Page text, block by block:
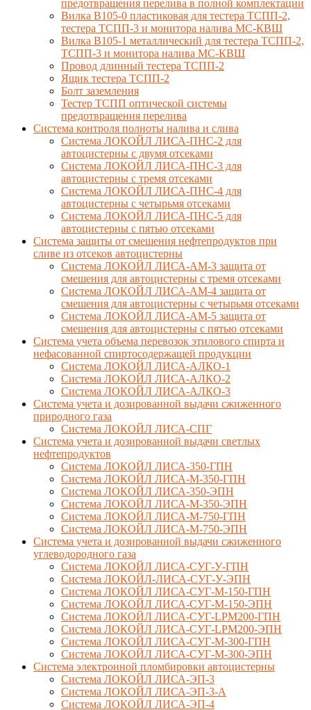
предотвращения перелива в полной комплектации
Вилка В105-0 пластиковая для тестера ТСПП-2,
тестера ТСПП-3 и монитора налива МС-КВШ
Вилка В105-1 металлический для тестера ТСПП-2,
ТСПП-3 и монитора налива МС-КВШ
Провод длинный тестера ТСПП-2
Ящик тестера ТСПП-2
Болт заземления
Тестер ТСПП оптической системы
предотвращения перелива
Cистема контроля полноты налива и слива
Система ЛОКОЙЛ ЛИСА-ПНС-2 для
автоцистерны с двумя отсеками
Система ЛОКОЙЛ ЛИСА-ПНС-3 для
автоцистерны с тремя отсеками
Система ЛОКОЙЛ ЛИСА-ПНС-4 для
автоцистерны с четырьмя отсеками
Система ЛОКОЙЛ ЛИСА-ПНС-5 для
автоцистерны с пятью отсеками
Система защиты от смешения нефтепродуктов при
сливе из отсеков автоцистерны
Система ЛОКОЙЛ ЛИСА-AM-3 защита от
смешения для автоцистерны с тремя отсеками
Система ЛОКОЙЛ ЛИСА-AM-4 защита от
смешения для автоцистерны с четырьмя отсеками
Система ЛОКОЙЛ ЛИСА-AM-5 защита от
смешения для автоцистерны с пятью отсеками
Система учета объема перевозок этилового спирта и
нефасованной спиртосодержащей продукции
Система ЛОКОЙЛ ЛИСА-AЛКО-1
Система ЛОКОЙЛ ЛИСА-АЛКО-2
Система ЛОКОЙЛ ЛИСА-АЛКО-3
Система учета и дозированной выдачи сжиженного
природного газа
Система ЛОКОЙЛ ЛИСА-СПГ
Система учета и дозированной выдачи светлых
нефтепродуктов
Система ЛОКОЙЛ ЛИСА-350-ГПН
Система ЛОКОЙЛ ЛИСА-М-350-ГПН
Система ЛОКОЙЛ ЛИСА-350-ЭПН
Система ЛОКОЙЛ ЛИСА-М-350-ЭПН
Система ЛОКОЙЛ ЛИСА-М-750-ГПН
Система ЛОКОЙЛ ЛИСА-М-750-ЭПН
Система учета и дозированной выдачи сжиженного
углеводородного газа
Система ЛОКОЙЛ ЛИСА-СУГ-У-ГПН
Система ЛОКОЙЛ-ЛИСА-СУГ-У-ЭПН
Система ЛОКОЙЛ ЛИСА-СУГ-М-150-ГПН
Система ЛОКОЙЛ ЛИСА-СУГ-М-150-ЭПН
Система ЛОКОЙЛ ЛИСА-СУГ-LPM200-ГПН
Система ЛОКОЙЛ ЛИСА-СУГ-LPM200-ЭПН
Система ЛОКОЙЛ ЛИСА-СУГ-М-300-ГПН
Система ЛОКОЙЛ ЛИСА-СУГ-М-300-ЭПН
Система электронной пломбировки автоцистерны
Система ЛОКОЙЛ ЛИСА-ЭП-3
Система ЛОКОЙЛ ЛИСА-ЭП-3-А
Система ЛОКОЙЛ ЛИСА-ЭП-4